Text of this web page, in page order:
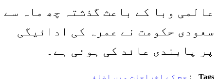
عالمی وبا کے باعث گذشتہ چھ ماہ سے
سعودی حکومت نے عمرہ کی ادائیگی
پر پابندی عائد کی ہوئی ہے۔
Tags
: حج کے اخراجات میں اضافہ